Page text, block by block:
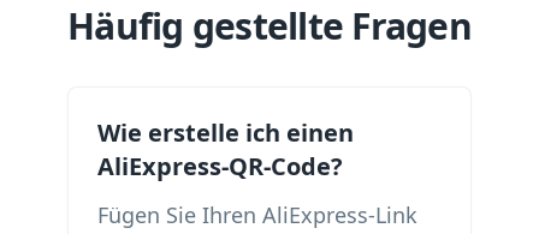
Häufig gestellte Fragen
Wie erstelle ich einen
AliExpress-QR-Code?
Fügen Sie Ihren AliExpress-Link